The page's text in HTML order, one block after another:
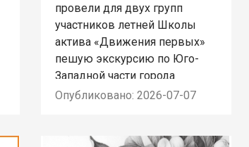
провели для двух групп
участников летней Школы
актива «Движения первых»
пешую экскурсию по Юго-
Западной части города
Опубликовано: 2026-07-07